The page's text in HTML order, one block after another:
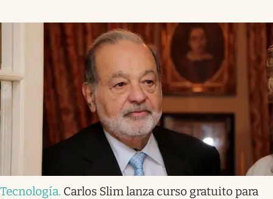
Tecnología. Carlos Slim lanza curso gratuito para